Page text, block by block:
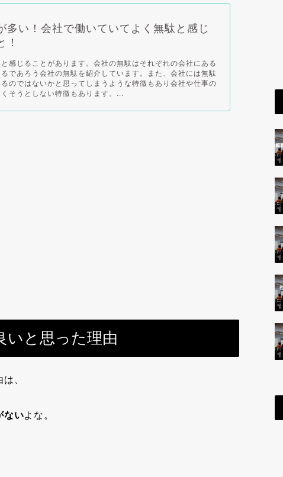
多い！会社で働いていてよく無駄と感じ
！
感じることがあります。会社の無駄はそれぞれの会社にある
であろう会社の無駄を紹介しています。また、会社には無駄
のではないかと思ってしまうような特徴もあり会社や仕事の
そうとしない特徴もあります。...
いと思った理由
、
ないよな。